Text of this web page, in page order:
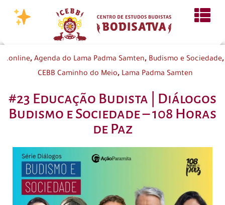
.online, Agenda do Lama Padma Samten, Budismo e Sociedade,
CEBB Caminho do Meio, Lama Padma Samten
#23 Educação Budista | Diálogos
Budismo e Sociedade – 108 Horas
de Paz